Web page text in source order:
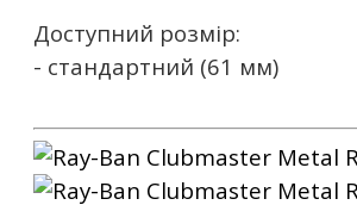
Доступний розмір:
- стандартний (61 мм)